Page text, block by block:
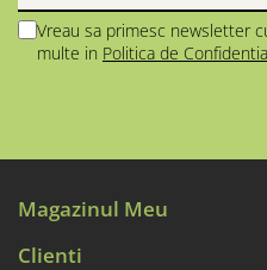
Vreau sa primesc newsletter
multe in Politica de
Magazinul Meu
Clienti